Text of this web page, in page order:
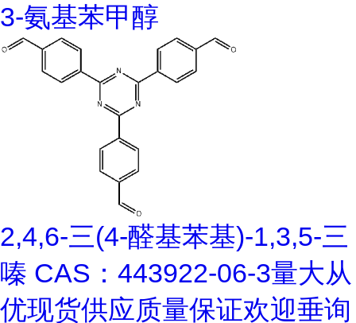
3-氨基苯甲醇
2,4,6-三(4-醛基苯基)-1,3,5-三
嗪 CAS：443922-06-3量大从
优现货供应质量保证欢迎垂询